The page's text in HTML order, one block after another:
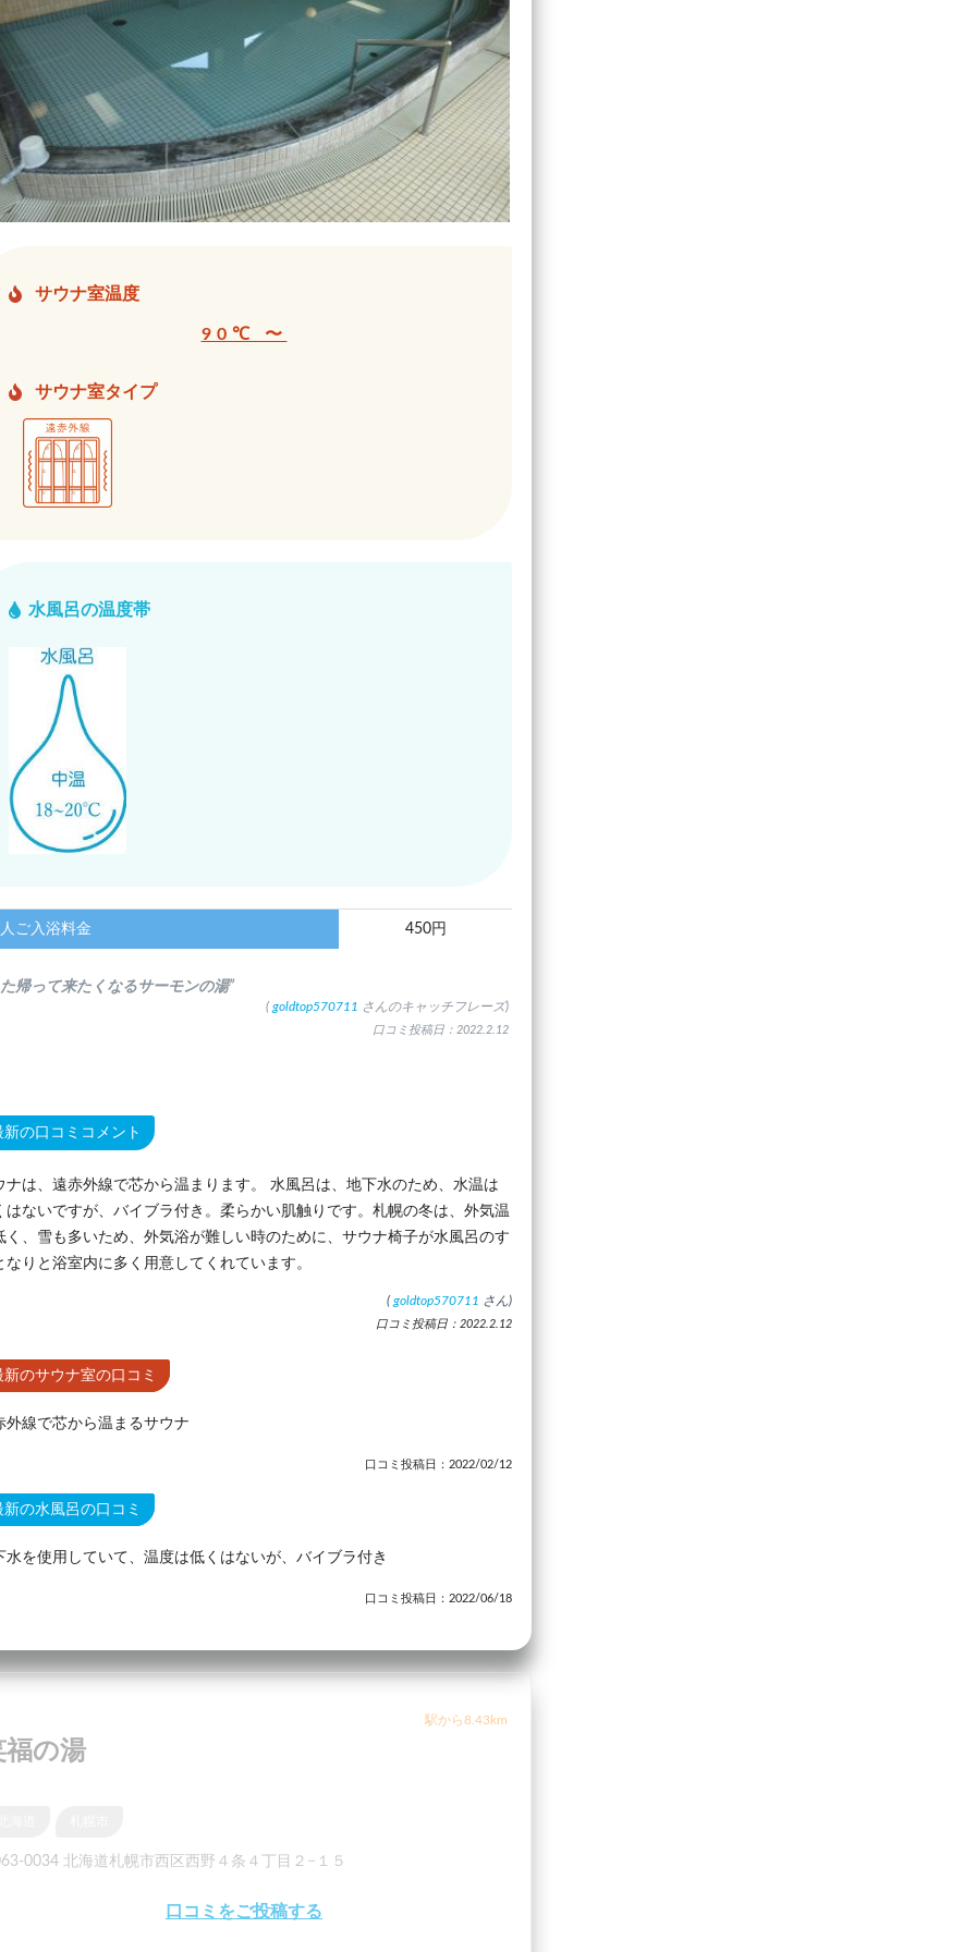
サウナ室温度
90℃ 〜
サウナ室タイプ
水風呂の温度帯
ご入浴料金 450円
帰って来たくなるサーモンの湯”
( goldtop570711 さんのキャッチフレーズ)
口コミ投稿日：2022.2.12
新の口コミコメント
ナは、遠赤外線で芯から温まります。 水風呂は、地下水のため、水温は
はないですが、バイブラ付き。柔らかい肌触りです。札幌の冬は、外気温
く、雪も多いため、外気浴が難しい時のために、サウナ椅子が水風呂のす
なりと浴室内に多く用意してくれています。
( goldtop570711 さん)
口コミ投稿日：2022.2.12
新のサウナ室の口コミ
外線で芯から温まるサウナ
口コミ投稿日：2022/02/12
新の水風呂の口コミ
水を使用していて、温度は低くはないが、バイブラ付き
口コミ投稿日：2022/06/18
駅から8.43km
福の湯
0034 北海道札幌市西区西野４条４丁目２−１５
口コミをご投稿する